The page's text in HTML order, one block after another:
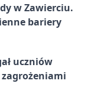
w Zawierciu.
bariery
uczniów